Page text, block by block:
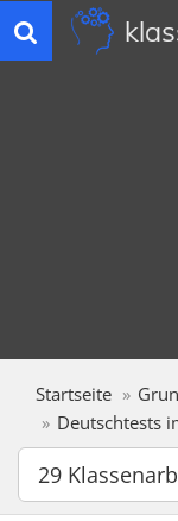
Toggle
navigation
Startseite
Deutschtests
29